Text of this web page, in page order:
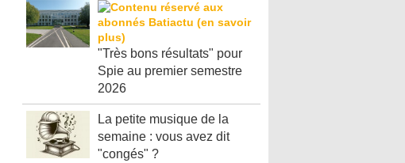
"Très bons résultats" pour
Spie au premier semestre
2026
La petite musique de la
semaine : vous avez dit
"congés" ?